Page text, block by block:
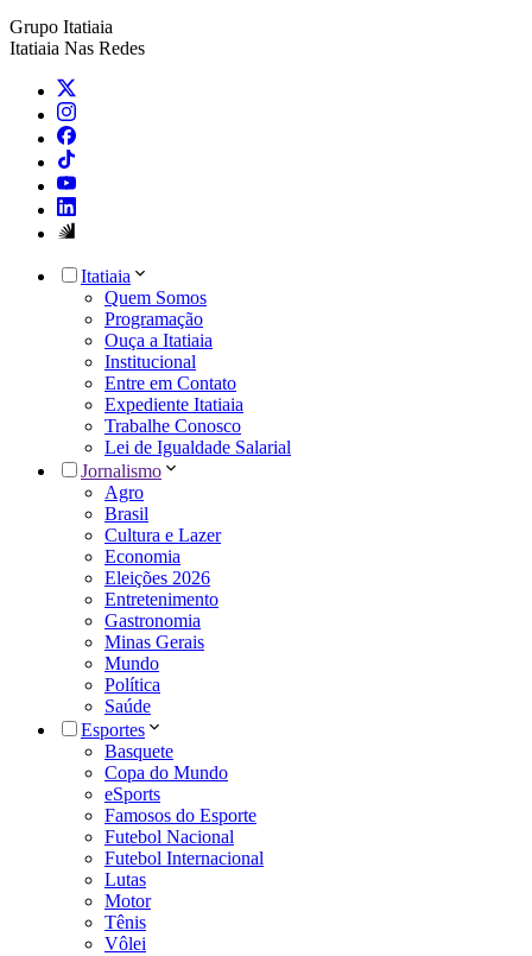
Grupo Itatiaia
Itatiaia Nas Redes
Itatiaia
Quem Somos
Programação
Ouça a Itatiaia
Institucional
Entre em Contato
Expediente Itatiaia
Trabalhe Conosco
Lei de Igualdade Salarial
Jornalismo
Agro
Brasil
Cultura e Lazer
Economia
Eleições 2026
Entretenimento
Gastronomia
Minas Gerais
Mundo
Política
Saúde
Esportes
Basquete
Copa do Mundo
eSports
Famosos do Esporte
Futebol Nacional
Futebol Internacional
Lutas
Motor
Tênis
Vôlei